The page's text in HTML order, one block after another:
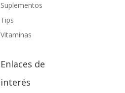
Suplementos
Tips
Vitaminas
Enlaces de
interés